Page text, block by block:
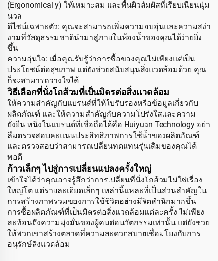
(Ergonomically) ให้เหมาะสม และพื้นผิวสัมผัสที่เรียบเนียนนุ่ม
นวล
ดีไซน์เฉพาะตัว: คุณจะสามารถเพิ่มความอบอุ่นและความสง่า
งามที่วัสดุธรรมชาตินำมาสู่ภายในห้องน้ำของคุณได้ง่ายยิ่ง
ขึ้น
ความอุ่นใจ: เมื่อคุณรับรู้ว่าการซื้อของคุณไม่เพียงแต่เป็น
ประโยชน์ต่อสุขภาพ แต่ยังช่วยสนับสนุนสิ่งแวดล้อมด้วย คุณ
ก็จะสามารถวางใจได้
วิธีเลือกที่นั่งโถส้วมที่เป็นมิตรต่อสิ่งแวดล้อม
ให้ความสำคัญกับแบรนด์ที่ให้ใบรับรองหรือข้อมูลเกี่ยวกับ
ผลิตภัณฑ์ และให้ความสำคัญกับความโปร่งใสและความ
ยั่งยืน หนึ่งในแบรนด์ที่เชื่อถือได้คือ Huiyuan Technology อย่า
ลืมตรวจสอบคะแนนประสิทธิภาพการใช้น้ำของผลิตภัณฑ์
และตรวจสอบว่าสามารถเปลี่ยนทดแทนรุ่นเดิมของคุณได้
พอดี
ก้าวเล็กๆ ไปสู่การเปลี่ยนแปลงครั้งใหญ่
เข้าใจได้ว่าคุณอาจรู้สึกว่าการเปลี่ยนที่นั่งโถส้วมไม่ใช่เรื่อง
ใหญ่โต แต่รายละเอียดเล็กๆ เหล่านี้แหละที่เป็นส่วนสำคัญใน
การสร้างภาพรวมของการใช้ชีวิตอย่างมีจิตสำนึกมากขึ้น
การซื้อผลิตภัณฑ์ที่เป็นมิตรต่อสิ่งแวดล้อมแต่ละครั้ง ไม่เพียง
สะท้อนถึงความมุ่งมั่นของผู้คนต่อนวัตกรรมเท่านั้น แต่ยังช่วย
ให้พวกเขาสร้างตลาดที่ความสะดวกสบายเชื่อมโยงกับการ
อนุรักษ์สิ่งแวดล้อม